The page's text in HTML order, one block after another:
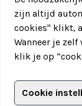
Een unieke
Je neemt
dit bezoek.
tussen het
Adverteren?
zijn altijd
cookies" klikt,
Wanneer je
klik je op
Cookie